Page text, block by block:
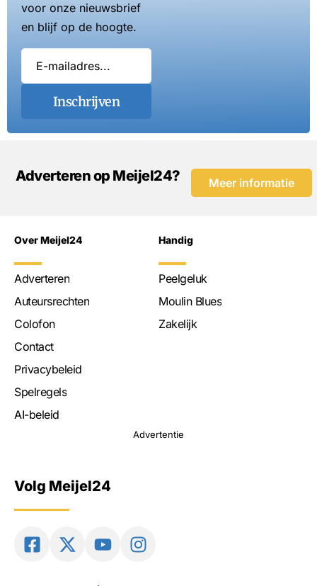
voor onze nieuwsbrief
en blijf op de hoogte.
Inschrijven
Adverteren op Meijel24? Meer informatie
Over Meijel24
Adverteren
Auteursrechten
Colofon
Contact
Privacybeleid
Spelregels
AI-beleid
Handig
Peelgeluk
Moulin Blues
Zakelijk
Advertentie
Volg Meijel24